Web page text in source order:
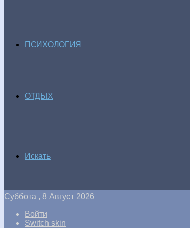
ПСИХОЛОГИЯ
ОТДЫХ
Искать
Суббота , 8 Август 2026
Войти
Switch skin